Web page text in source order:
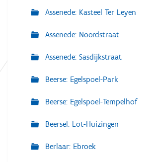
Assenede: Kasteel Ter Leyen
Assenede: Noordstraat
Assenede: Sasdijkstraat
Beerse: Egelspoel-Park
Beerse: Egelspoel-Tempelhof
Beersel: Lot-Huizingen
Berlaar: Ebroek